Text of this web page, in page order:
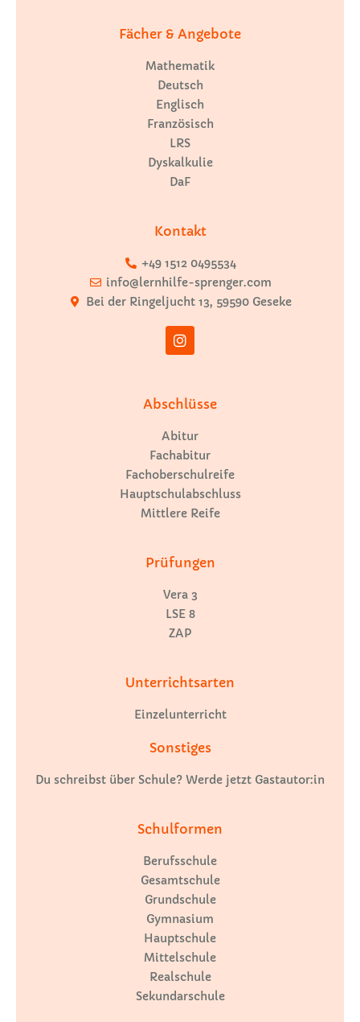
Fächer & Angebote
Mathematik
Deutsch
Englisch
Französisch
LRS
Dyskalkulie
DaF
Kontakt
+49 1512 0495534
info@lernhilfe-sprenger.com
Bei der Ringeljucht 13, 59590 Geseke
Abschlüsse
Abitur
Fachabitur
Fachoberschulreife
Hauptschulabschluss
Mittlere Reife
Prüfungen
Vera 3
LSE 8
ZAP
Unterrichtsarten
Einzelunterricht
Sonstiges
Du schreibst über Schule? Werde jetzt Gastautor:in
Schulformen
Berufsschule
Gesamtschule
Grundschule
Gymnasium
Hauptschule
Mittelschule
Realschule
Sekundarschule